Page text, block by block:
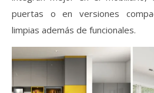
puertas o en versiones
limpias además de funcionales.